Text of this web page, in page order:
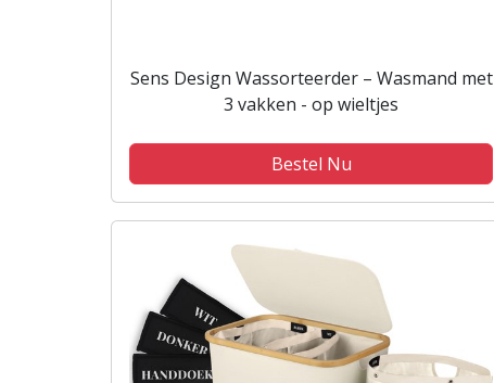
Sens Design Wassorteerder – Wasmand met
3 vakken - op wieltjes
Bestel Nu